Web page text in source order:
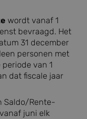
wordt vanaf 1
bevraagd. Het
31 december
personen met
van 1
dat fiscale jaar
Saldo/Rente-
juni elk